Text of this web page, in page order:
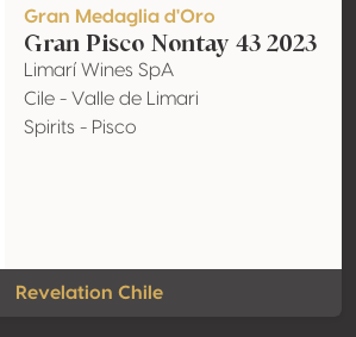
Gran Medaglia d'Oro
Gran Pisco Nontay 43 2023
Limarí Wines SpA
Cile - Valle de Limari
Spirits - Pisco
Revelation Chile